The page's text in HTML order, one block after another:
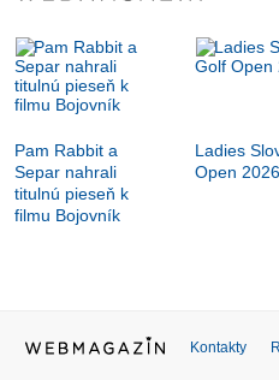
Pam Rabbit a
Separ nahrali
titulnú pieseň k
filmu Bojovník
Ladies
Open 2026
Kontakty